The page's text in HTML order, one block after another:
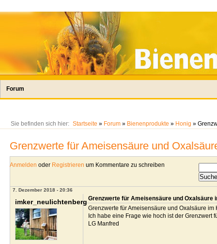
Forum
Sie befinden sich hier: Startseite » Forum » Bienenprodukte » Honig »
Grenzwerte für Ameisensäure und
Anmelden oder Registrieren um Kommentare zu schreiben
7. Dezember 2018 - 20:36
imker_neulichtenbergGrenzwerte für Ameisensäure und Oxalsäure
Grenzwerte für Ameisensäure und Oxalsäure im
Ich habe eine Frage wie hoch ist der
LG Manfred